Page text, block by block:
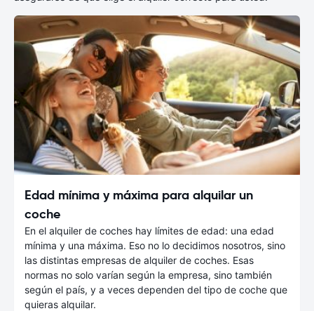
Edad mínima y máxima para alquilar un
coche
En el alquiler de coches hay límites de edad: una edad
mínima y una máxima. Eso no lo decidimos nosotros, sino
las distintas empresas de alquiler de coches. Esas
normas no solo varían según la empresa, sino también
según el país, y a veces dependen del tipo de coche que
quieras alquilar.